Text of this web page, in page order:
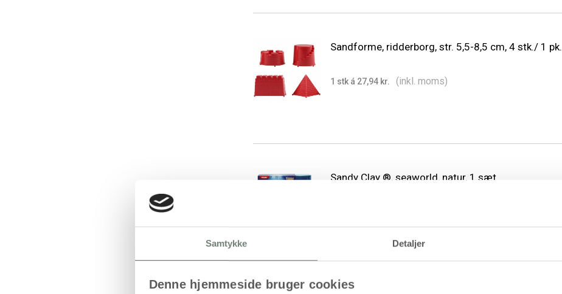
Samtykke Detaljer
Denne hjemmeside bruger cookies
Sandforme, ridderborg, str. 5,5-8,5 cm, 4 stk./ 1 pk.
1 stk á 27,94 kr. (inkl. moms)
Sandy Clay ®, seaworld, natur, 1 sæt